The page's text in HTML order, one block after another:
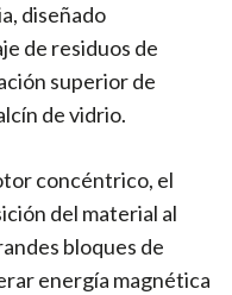
diseñado
de residuos de
superior de
de vidrio.
concéntrico, el
del material al
bloques de
energía magnética